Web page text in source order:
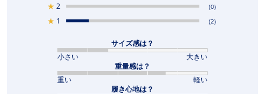
★ 2 (0)
★ 1 (2)
サイズ感は？
小さい
大きい
重量感は？
重い
軽い
履き心地は？